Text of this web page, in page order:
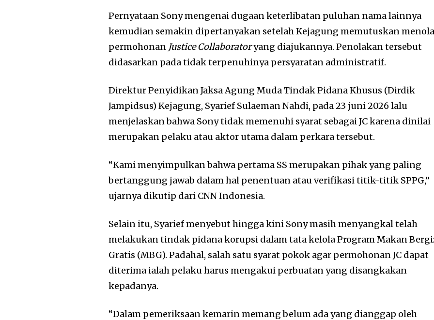
Pernyataan Sony mengenai dugaan keterlibatan puluhan nama lainnya
kemudian semakin dipertanyakan setelah Kejagung memutuskan
permohonan Justice Collaboratoryang diajukannya. Penolakan tersebut
didasarkan pada tidak terpenuhinya persyaratan administratif.
Direktur Penyidikan Jaksa Agung Muda Tindak Pidana Khusus (Dirdik
Jampidsus) Kejagung, Syarief Sulaeman Nahdi, pada 23 juni 2026 lalu
menjelaskan bahwa Sony tidak memenuhi syarat sebagai JC karena dinilai
merupakan pelaku atau aktor utama dalam perkara tersebut.
“Kami menyimpulkan bahwa pertama SS merupakan pihak yang paling
bertanggung jawab dalam hal penentuan atau verifikasi titik-titik SPPG,”
ujarnya dikutip dari CNN Indonesia.
Selain itu, Syarief menyebut hingga kini Sony masih menyangkal telah
melakukan tindak pidana korupsi dalam tata kelola Program Makan
Gratis (MBG). Padahal, salah satu syarat pokok agar permohonan JC dapat
diterima ialah pelaku harus mengakui perbuatan yang disangkakan
kepadanya.
“Dalam pemeriksaan kemarin memang belum ada yang dianggap oleh